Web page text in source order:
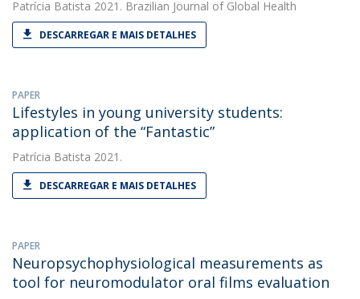
Patrícia Batista 2021. Brazilian Journal of Global Health
DESCARREGAR E MAIS DETALHES
PAPER
Lifestyles in young university students:
application of the “Fantastic”
Patrícia Batista 2021.
DESCARREGAR E MAIS DETALHES
PAPER
Neuropsychophysiological measurements as
tool for neuromodulator oral films evaluation